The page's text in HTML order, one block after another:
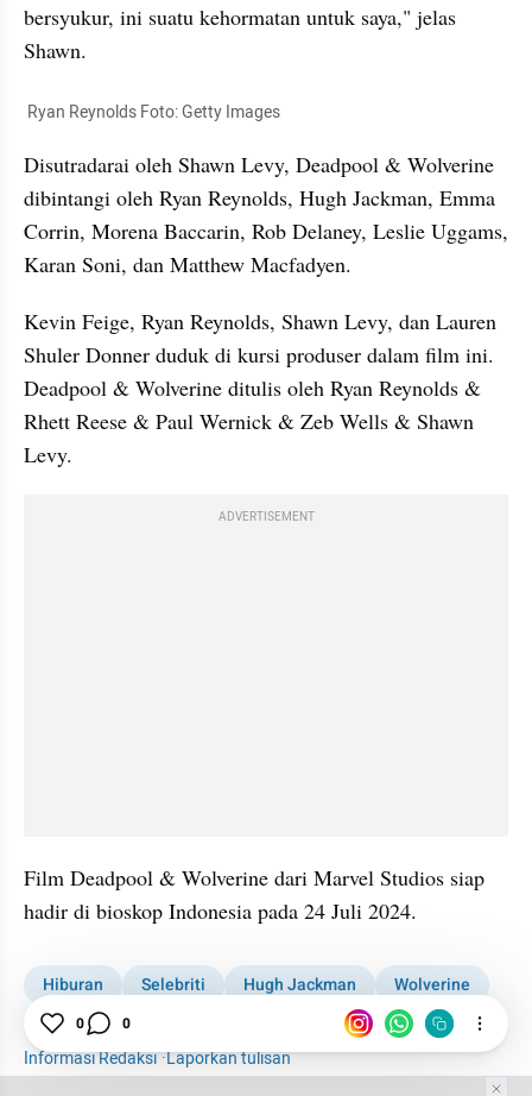
bersyukur, ini suatu kehormatan untuk saya," jelas
Shawn.
Ryan Reynolds Foto: Getty Images
Disutradarai oleh Shawn Levy, Deadpool & Wolverine
dibintangi oleh Ryan Reynolds, Hugh Jackman, Emma
Corrin, Morena Baccarin, Rob Delaney, Leslie Uggams,
Karan Soni, dan Matthew Macfadyen.
Kevin Feige, Ryan Reynolds, Shawn Levy, dan Lauren
Shuler Donner duduk di kursi produser dalam film ini.
Deadpool & Wolverine ditulis oleh Ryan Reynolds &
Rhett Reese & Paul Wernick & Zeb Wells & Shawn
Levy.
ADVERTISEMENT
Film Deadpool & Wolverine dari Marvel Studios siap
hadir di bioskop Indonesia pada 24 Juli 2024.
Hiburan Selebriti Hugh Jackman
Wolverine
Film
Informasi Redaksi·Laporkan tulisan
0 0